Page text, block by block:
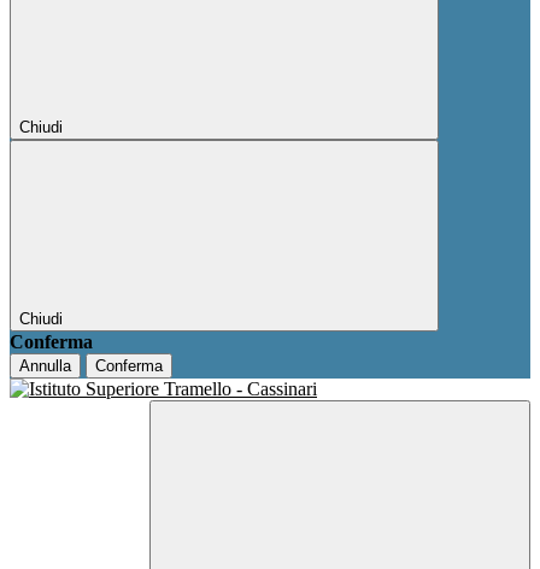
Chiudi
Chiudi
Conferma
Annulla Conferma